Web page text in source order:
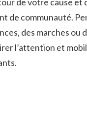
​de communauté.
des marches ⁣ou
l’attention et⁣